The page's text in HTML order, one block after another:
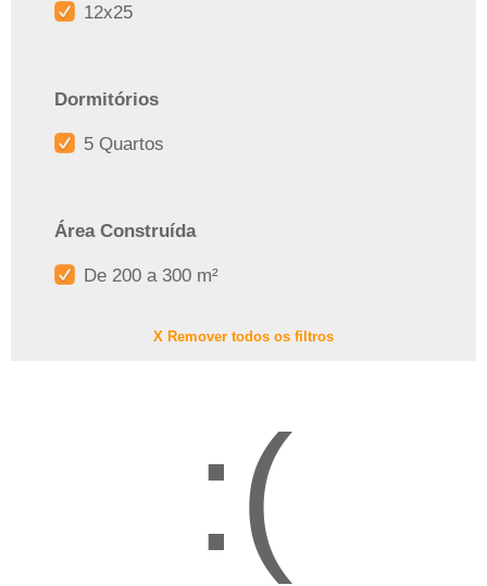
12x25
Dormitórios
5 Quartos
Área Construída
De 200 a 300 m²
X Remover todos os filtros
:(